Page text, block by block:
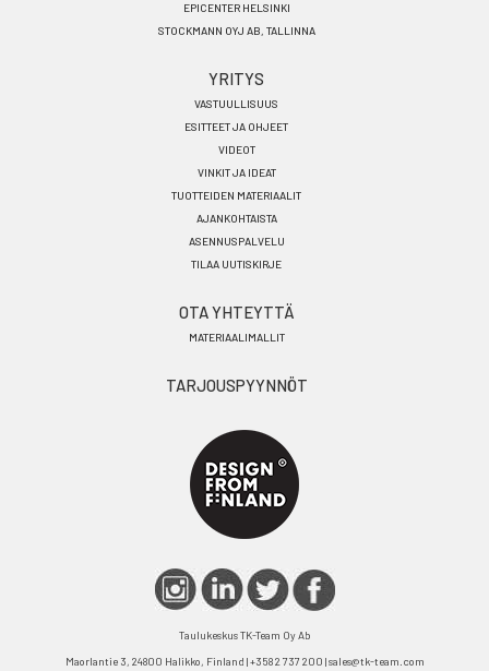
EPICENTER HELSINKI
STOCKMANN OYJ AB, TALLINNA
YRITYS
VASTUULLISUUS
ESITTEET JA OHJEET
VIDEOT
VINKIT JA IDEAT
TUOTTEIDEN MATERIAALIT
AJANKOHTAISTA
ASENNUSPALVELU
TILAA UUTISKIRJE
OTA YHTEYTTÄ
MATERIAALIMALLIT
TARJOUSPYYNNÖT
Taulukeskus TK-Team Oy Ab
Maorlantie 3, 24800 Halikko, Finland | +358 2 737 200 | sales@tk-team.com